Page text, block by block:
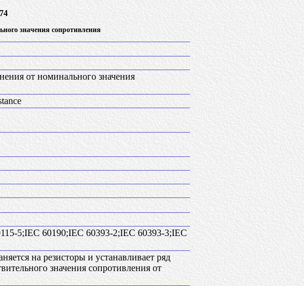
значения сопротивления
от номинального значения
5;IEC 60190;IEC 60393-2;IEC 60393-3;IEC
на резисторы и устанавливает ряд
значения сопротивления от